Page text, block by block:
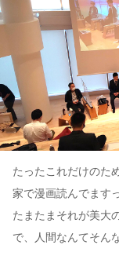
たったこれだけのた
家で漫画読んでます
たまたまそれが美大
で、人間なんてそん